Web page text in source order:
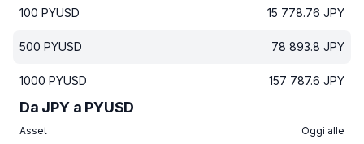
100 PYUSD 15 778.76 JPY
500 PYUSD 78 893.8 JPY
1000 PYUSD 157 787.6 JPY
Da JPY a PYUSD
Asset Oggi alle